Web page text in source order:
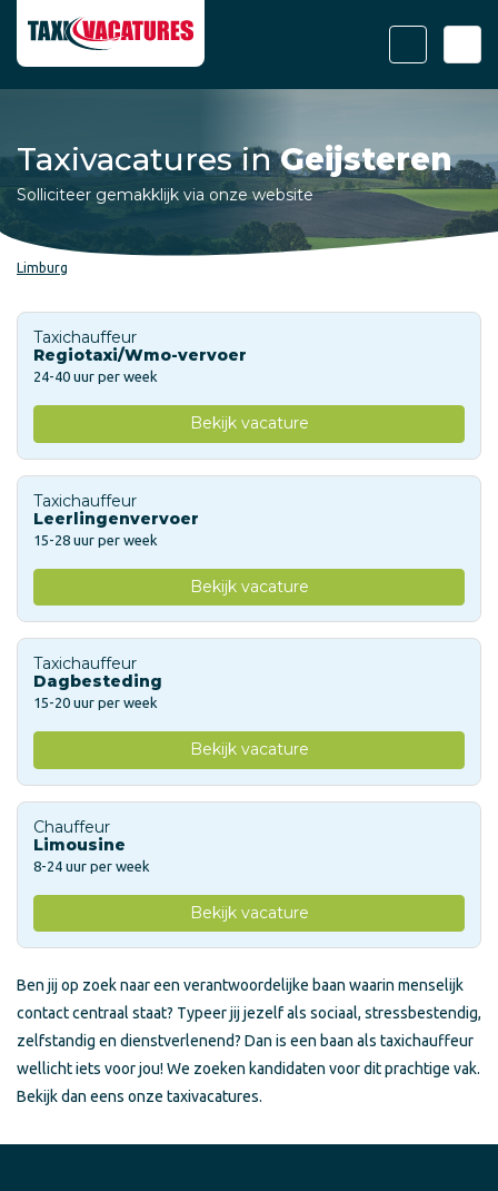
Taxivacatures inGeijsteren
Solliciteer gemakklijk via onze website
Limburg
Taxichauffeur
Regiotaxi/Wmo-vervoer
24-40 uur per week
Bekijk vacature
Taxichauffeur
Leerlingenvervoer
15-28 uur per week
Bekijk vacature
Taxichauffeur
Dagbesteding
15-20 uur per week
Bekijk vacature
Chauffeur
Limousine
8-24 uur per week
Bekijk vacature
Ben jij op zoek naar een verantwoordelijke baan waarin menselijk
contact centraal staat? Typeer jij jezelf als sociaal, stressbestendig,
zelfstandig en dienstverlenend? Dan is een baan als taxichauffeur
wellicht iets voor jou! We zoeken kandidaten voor dit prachtige vak.
Bekijk dan eens onze taxivacatures.